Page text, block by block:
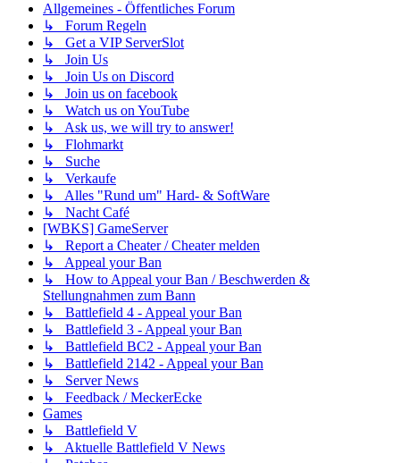
Allgemeines - Öffentliches Forum
↳ Forum Regeln
↳ Get a VIP ServerSlot
↳ Join Us
↳ Join Us on Discord
↳ Join us on facebook
↳ Watch us on YouTube
↳ Ask us, we will try to answer!
↳ Flohmarkt
↳ Suche
↳ Verkaufe
↳ Alles "Rund um" Hard- & SoftWare
↳ Nacht Café
[WBKS] GameServer
↳ Report a Cheater / Cheater melden
↳ Appeal your Ban
↳ How to Appeal your Ban / Beschwerden &
Stellungnahmen zum Bann
↳ Battlefield 4 - Appeal your Ban
↳ Battlefield 3 - Appeal your Ban
↳ Battlefield BC2 - Appeal your Ban
↳ Battlefield 2142 - Appeal your Ban
↳ Server News
↳ Feedback / MeckerEcke
Games
↳ Battlefield V
↳ Aktuelle Battlefield V News